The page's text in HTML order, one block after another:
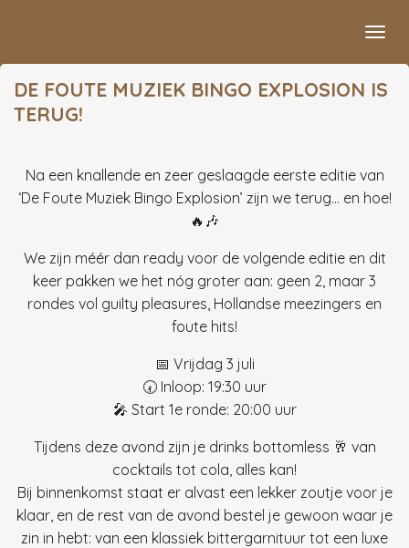
naar
de
hoofdinhoud
DE FOUTE MUZIEK BINGO EXPLOSION IS
TERUG!
Na een knallende en zeer geslaagde eerste editie van
‘De Foute Muziek Bingo Explosion’ zijn we terug… en hoe!
🔥🎶
We zijn méér dan ready voor de volgende editie en dit
keer pakken we het nóg groter aan: geen 2, maar 3
rondes vol guilty pleasures, Hollandse meezingers en
foute hits!
📅 Vrijdag 3 juli
🕢 Inloop: 19:30 uur
🎤 Start 1e ronde: 20:00 uur
Tijdens deze avond zijn je drinks bottomless 🥂 van
cocktails tot cola, alles kan!
Bij binnenkomst staat er alvast een lekker zoutje voor je
klaar, en de rest van de avond bestel je gewoon waar je
zin in hebt: van een klassiek bittergarnituur tot een luxe